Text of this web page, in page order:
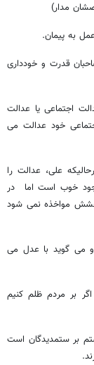
مدار)
قدرت و خودداری
اجتماعی یا عدالت
خود عدالت می
علی، عدالت را
جود خوب است اما در
مواخذه نمی شود
می گوید با عدل می
نارواست، اگر بر مردم ظلم کنیم
بر ستمدیدگان است